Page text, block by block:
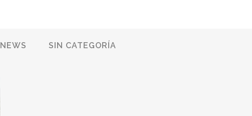
NEWS SIN CATEGORÍA